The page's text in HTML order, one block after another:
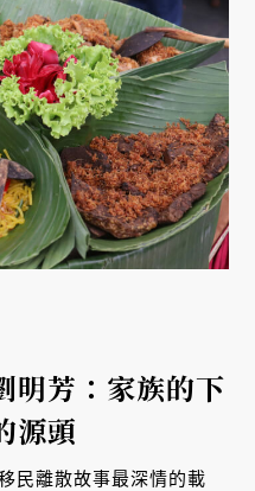
明芳：家族的下
源頭
民離散故事最深情的載